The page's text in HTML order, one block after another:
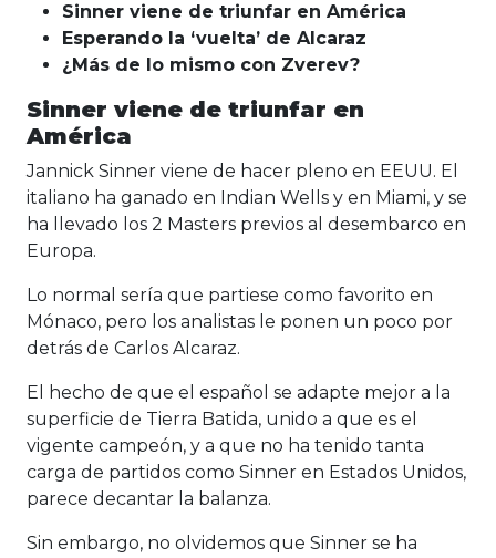
Sinner viene de triunfar en América
Esperando la ‘vuelta’ de Alcaraz
¿Más de lo mismo con Zverev?
Sinner viene de triunfar en
América
Jannick Sinner viene de hacer pleno en EEUU. El
italiano ha ganado en Indian Wells y en Miami, y se
ha llevado los 2 Masters previos al desembarco en
Europa.
Lo normal sería que partiese como favorito en
Mónaco, pero los analistas le ponen un poco por
detrás de Carlos Alcaraz.
El hecho de que el español se adapte mejor a la
superficie de Tierra Batida, unido a que es el
vigente campeón, y a que no ha tenido tanta
carga de partidos como Sinner en Estados Unidos,
parece decantar la balanza.
Sin embargo, no olvidemos que Sinner se ha